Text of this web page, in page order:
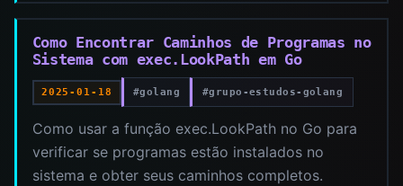
Como Encontrar Caminhos de Programas no
Sistema com exec.LookPath em Go
2025-01-18 #golang #grupo-estudos-golang
Como usar a função exec.LookPath no Go para
verificar se programas estão instalados no
sistema e obter seus caminhos completos.